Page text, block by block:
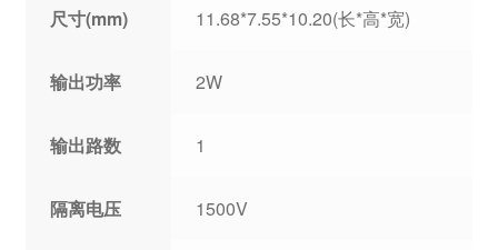
尺寸(mm) 11.68*7.55*10.20(长*高*宽)
输出功率 2W
输出路数 1
隔离电压 1500V